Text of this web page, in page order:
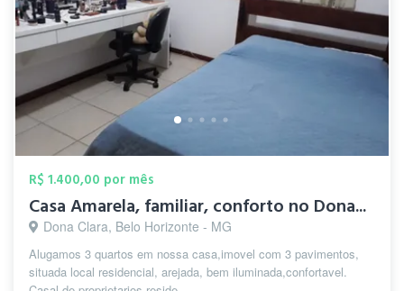
R$ 1.400,00 por mês
Casa Amarela, familiar, conforto no Dona...
Dona Clara, Belo Horizonte - MG
Alugamos 3 quartos em nossa casa,imovel com 3 pavimentos,
situada local residencial, arejada, bem iluminada,confortavel.